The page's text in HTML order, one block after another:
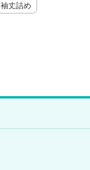
袖丈詰め